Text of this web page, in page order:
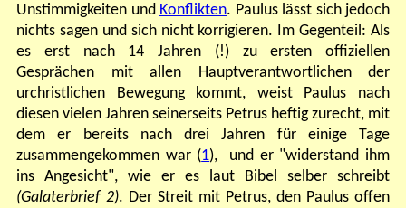
Unstimmigkeiten und Konflikten. Paulus lässt sich jedoch
nichts sagen und sich nicht korrigieren. Im Gegenteil: Als
es erst nach 14 Jahren (!) zu ersten offiziellen
Gesprächen mit allen Hauptverantwortlichen der
urchristlichen Bewegung kommt, weist Paulus nach
diesen vielen Jahren seinerseits Petrus heftig zurecht, mit
dem er bereits nach drei Jahren für einige Tage
zusammengekommen war (1), und er "widerstand ihm
ins Angesicht", wie er es laut Bibel selber schreibt
(Galaterbrief 2). Der Streit mit Petrus, den Paulus offen